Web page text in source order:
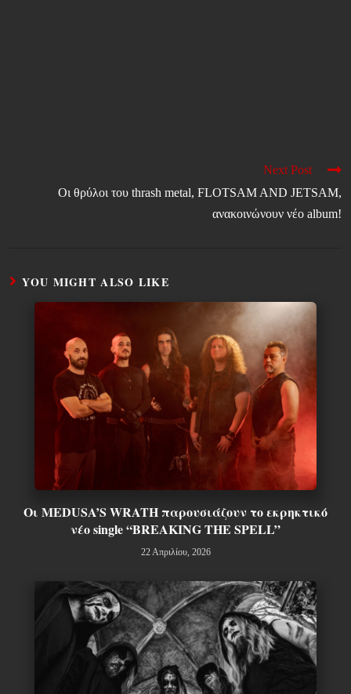
Next Post
Οι θρύλοι του thrash metal, FLOTSAM AND JETSAM,
ανακοινώνουν νέο album!
YOU MIGHT ALSO LIKE
Οι MEDUSA’S WRATH παρουσιάζουν το εκρηκτικό
νέο single “BREAKING THE SPELL”
22 Απριλίου, 2026